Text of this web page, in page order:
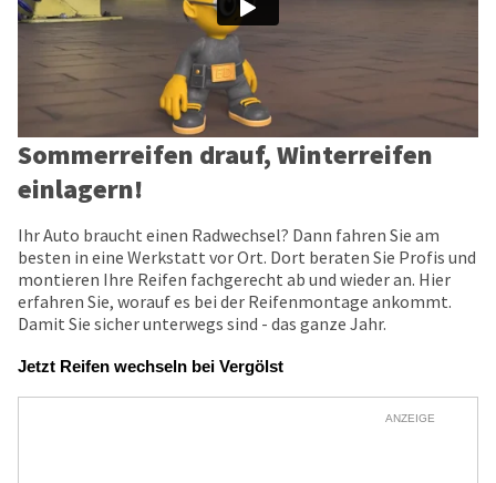
Sommerreifen drauf, Winterreifen
einlagern!
Ihr Auto braucht einen Radwechsel? Dann fahren Sie am
besten in eine Werkstatt vor Ort. Dort beraten Sie Profis und
montieren Ihre Reifen fachgerecht ab und wieder an. Hier
erfahren Sie, worauf es bei der Reifenmontage ankommt.
Damit Sie sicher unterwegs sind - das ganze Jahr.
Jetzt Reifen wechseln bei Vergölst
ANZEIGE